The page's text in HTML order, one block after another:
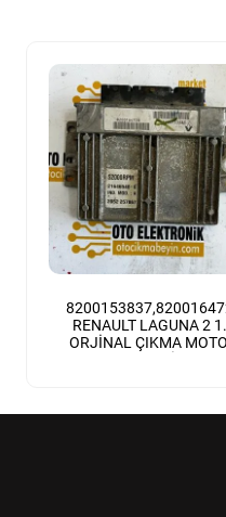
RENAULT LAGUNA 2
ORJİNAL ÇIKMA